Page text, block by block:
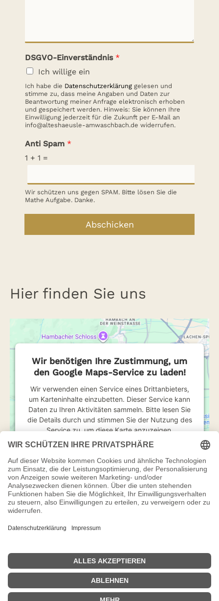
DSGVO-Einverständnis *
Ich willige ein
Ich habe die Datenschutzerklärung gelesen und
stimme zu, dass meine Angaben und Daten zur
Beantwortung meiner Anfrage elektronisch erhoben
und gespeichert werden. Hinweis: Sie können Ihre
Einwilligung jederzeit für die Zukunft per E-Mail an
info@alteshaeusle-amwaschbach.de widerrufen.
Anti Spam *
1 + 1 =
Wir schützen uns gegen SPAM. Bitte lösen Sie die
Mathe Aufgabe. Danke.
Abschicken
Hier finden Sie uns
Wir benötigen Ihre Zustimmung, um
den Google Maps-Service zu laden!
Wir verwenden einen Service eines Drittanbieters,
um Karteninhalte einzubetten. Dieser Service kann
Daten zu Ihren Aktivitäten sammeln. Bitte lesen Sie
die Details durch und stimmen Sie der Nutzung des
Service zu, um diese Karte anzuzeigen.
Akzeptieren
powered byUsercentrics Consent Management
Platform&IT-Recht Kanzlei
Impressum
Datenschutzerklärung & Cookie Einstellungen
Social Media Datenschutzerklärung
Wissenswertes von A-Z